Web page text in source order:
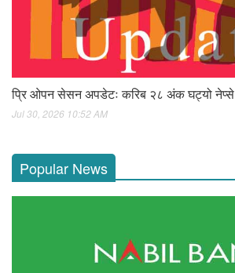
प्रि ओपन सेसन अपडेटः करिब २८ अंक घट्यो नेप्से
Jul 30, 2026 10:52 AM
Popular News